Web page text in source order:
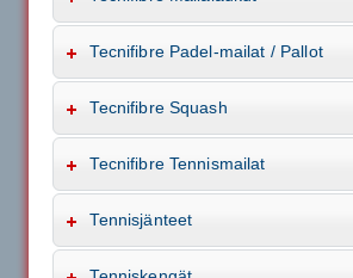
Tecnifibre Padel-mailat / Pallot
Tecnifibre Squash
Tecnifibre Tennismailat
Tennisjänteet